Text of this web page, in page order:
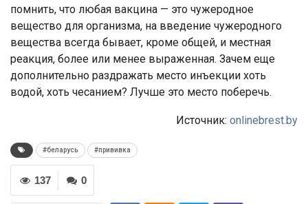
помнить, что любая вакцина — это чужеродное
вещество для организма, на введение чужеродного
вещества всегда бывает, кроме общей, и местная
реакция, более или менее выраженная. Зачем еще
дополнительно раздражать место инъекции хоть
водой, хоть чесанием? Лучше это место поберечь.
Источник: onlinebrest.by
#беларусь #прививка
0
137